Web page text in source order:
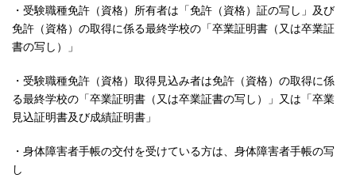
・受験職種免許（資格）所有者は「免許（資格）証の写し」及び
免許（資格）の取得に係る最終学校の「卒業証明書（又は卒業証
書の写し）」
・受験職種免許（資格）取得見込み者は免許（資格）の取得に係
る最終学校の「卒業証明書（又は卒業証書の写し）」又は「卒業
見込証明書及び成績証明書」
・身体障害者手帳の交付を受けている方は、身体障害者手帳の写
し